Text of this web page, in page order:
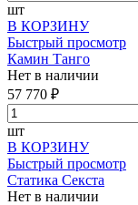
шт
В КОРЗИНУ
Быстрый просмотр
Камин Танго
Нет в наличии
57 770 ₽
шт
В КОРЗИНУ
Быстрый просмотр
Статика Секста
Нет в наличии